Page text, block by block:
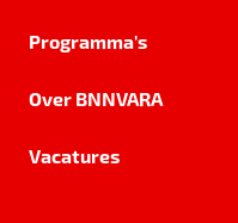
Programma's
Over BNNVARA
Vacatures